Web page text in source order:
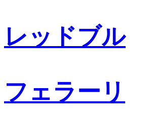
レッドブル
フェラーリ